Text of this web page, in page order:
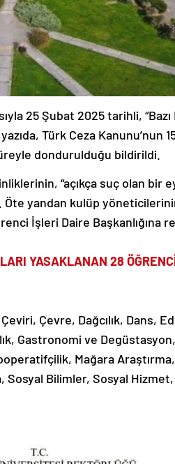
25 Şubat 2025 tarihli,
Türk Ceza Kanunu’nun
dondurulduğu bildirildi.
“açıkça suç olan bir
yandan kulüp
İşleri Daire Başkanlığına
YASAKLANAN 28
Çevre, Dağcılık, Dans,
Gastronomi ve
Mağara
Bilimler, Sosyal Hizmet,